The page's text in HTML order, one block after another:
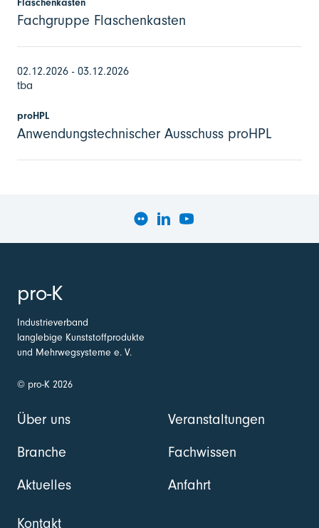
Flaschenkasten
Fachgruppe Flaschenkasten
02.12.2026 - 03.12.2026
tba
proHPL
Anwendungstechnischer Ausschuss proHPL
pro-K
Industrieverband
langlebige Kunststoffprodukte
und Mehrwegsysteme e. V.
© pro-K 2026
Über uns
Branche
Aktuelles
Veranstaltungen
Fachwissen
Anfahrt
Kontakt